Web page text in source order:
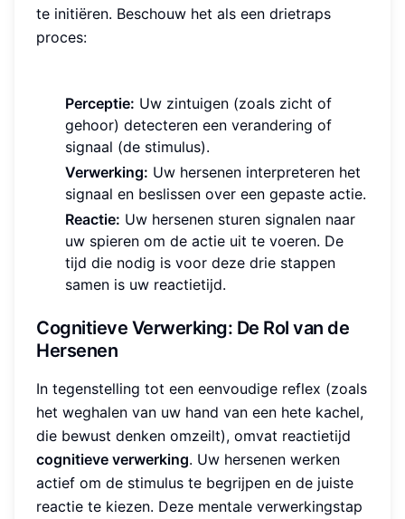
te initiëren. Beschouw het als een drietraps
proces:
Perceptie: Uw zintuigen (zoals zicht of
gehoor) detecteren een verandering of
signaal (de stimulus).
Verwerking: Uw hersenen interpreteren het
signaal en beslissen over een gepaste actie.
Reactie: Uw hersenen sturen signalen naar
uw spieren om de actie uit te voeren. De
tijd die nodig is voor deze drie stappen
samen is uw reactietijd.
Cognitieve Verwerking: De Rol van de
Hersenen
In tegenstelling tot een eenvoudige reflex (zoals
het weghalen van uw hand van een hete kachel,
die bewust denken omzeilt), omvat reactietijd
cognitieve verwerking. Uw hersenen werken
actief om de stimulus te begrijpen en de juiste
reactie te kiezen. Deze mentale verwerkingstap